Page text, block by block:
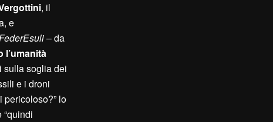
, il
e
– da
l’umanità
sulla soglia dei
e i droni
pericoloso?” lo